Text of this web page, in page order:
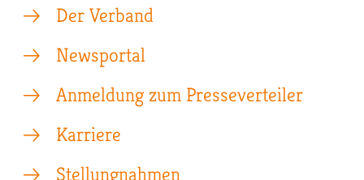
Der Verband
Newsportal
Anmeldung zum Presseverteiler
Karriere
Stellungnahmen